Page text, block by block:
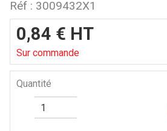
Réf : 3009432X1
0,84 € HT
Sur commande
Quantité